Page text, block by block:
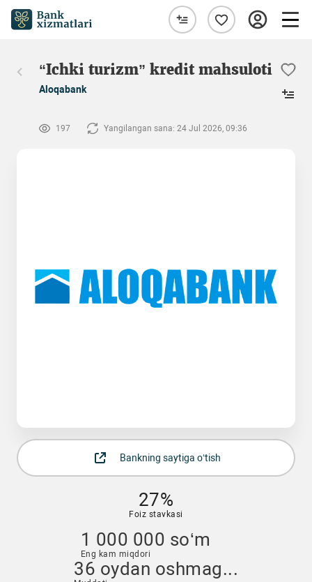
“Ichki turizm” kredit mahsuloti
Aloqabank
197 Yangilangan sana: 24 Jul 2026, 09:36
Bankning saytiga o‘tish
27%
Foiz stavkasi
1 000 000 so‘m
Eng kam miqdori
36 oydan oshmag...